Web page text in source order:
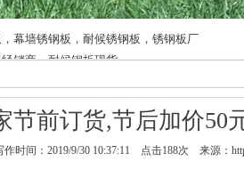
幕墙锈钢板，耐候锈钢板，锈钢板厂
销商，耐候钢板现货
节前订货,节后加价50
作时间：2019/9/30 10:37:11 点击188次 来源：